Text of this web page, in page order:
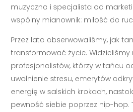
muzyczna i specjalista od
wspólny mianownik: miłość do
Przez lata obserwowaliśmy, jak
transformować życie. Widzieliśmy
profesjonalistów, którzy w tańcu
uwolnienie stresu, emerytów
energię w salskich krokach,
pewność siebie poprzez hip-hop.